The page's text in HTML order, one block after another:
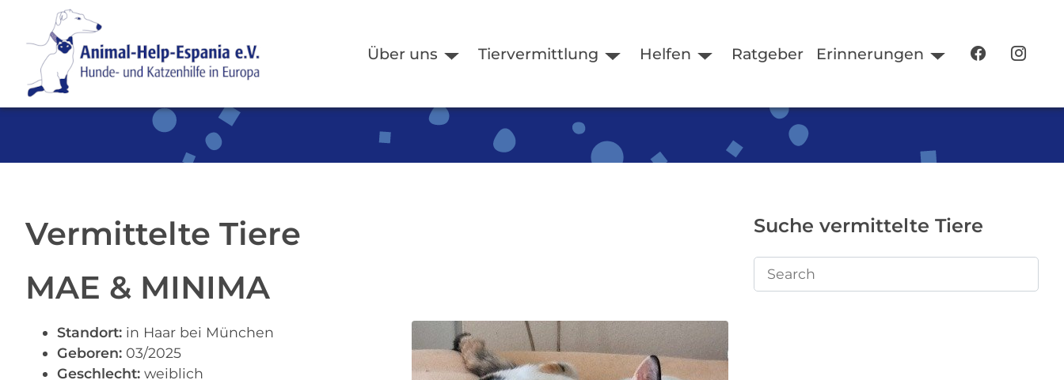
SKIP TO MAIN CONTENT
Über uns Tiervermittlung Helfen Ratgeber Erinnerungen
Vermittelte Tiere
MAE & MINIMA
Standort: in Haar bei München
Geboren: 03/2025
Geschlecht: weiblich
Suche vermittelte Tiere